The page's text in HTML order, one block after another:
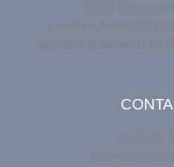
13520
Lundi au Jeudi : 8h-
Vendredi et Samedi : 8h-
04 90 54